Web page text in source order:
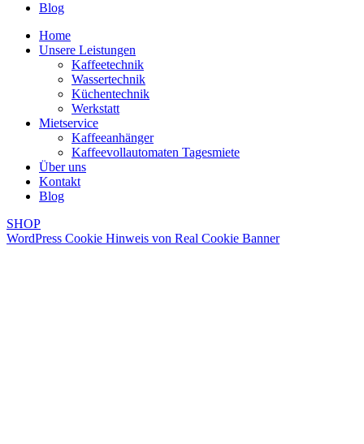
Blog
Home
Unsere Leistungen
Kaffeetechnik
Wassertechnik
Küchentechnik
Werkstatt
Mietservice
Kaffeeanhänger
Kaffeevollautomaten Tagesmiete
Über uns
Kontakt
Blog
SHOP
WordPress Cookie Hinweis von Real Cookie Banner